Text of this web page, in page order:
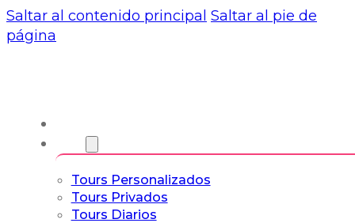
Saltar al contenido principal Saltar al pie de
página
Tours Personalizados
Tours Privados
Tours Diarios